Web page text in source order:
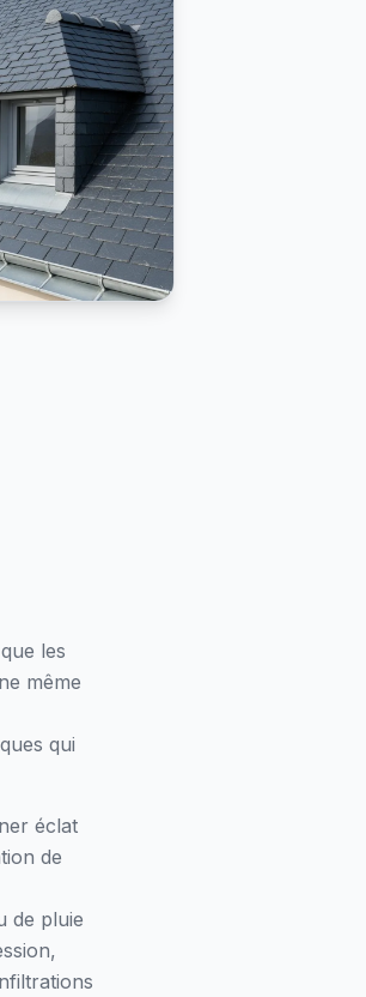
les
même
qui
éclat
de
de pluie